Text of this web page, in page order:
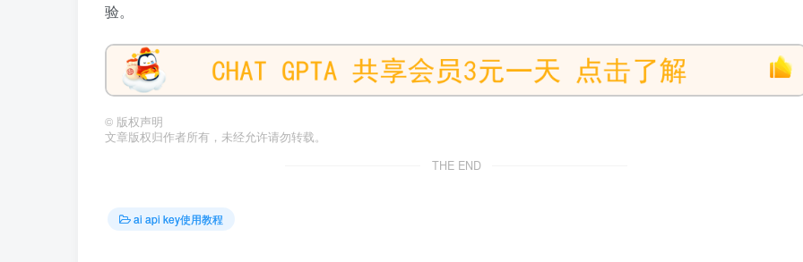
验。
© 版权声明
文章版权归作者所有，未经允许请勿转载。
THE END
ai api key使用教程